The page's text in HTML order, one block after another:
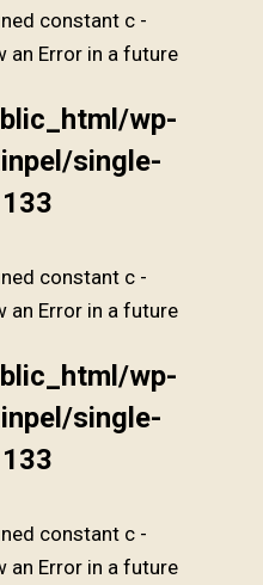
constant c -
an Error in a future
wp-
single-
133
constant c -
an Error in a future
wp-
single-
133
constant c -
an Error in a future